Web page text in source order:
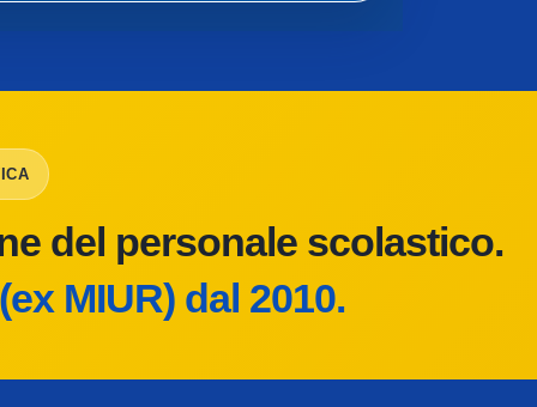
del personale scolastico.
MIUR) dal 2010.